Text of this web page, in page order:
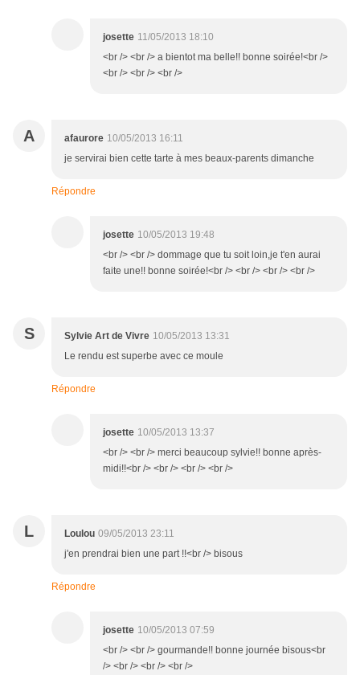
josette 11/05/2013 18:10
<br /> <br /> a bientot ma belle!! bonne soirée!<br />
<br /> <br /> <br />
A afaurore 10/05/2013 16:11
je servirai bien cette tarte à mes beaux-parents dimanche
Répondre
josette 10/05/2013 19:48
<br /> <br /> dommage que tu soit loin,je t'en aurai
faite une!! bonne soirée!<br /> <br /> <br /> <br />
S Sylvie Art de Vivre 10/05/2013 13:31
Le rendu est superbe avec ce moule
Répondre
josette 10/05/2013 13:37
<br /> <br /> merci beaucoup sylvie!! bonne après-
midi!!<br /> <br /> <br /> <br />
L Loulou 09/05/2013 23:11
j'en prendrai bien une part !!<br /> bisous
Répondre
josette 10/05/2013 07:59
<br /> <br /> gourmande!! bonne journée bisous<br
/> <br /> <br /> <br />